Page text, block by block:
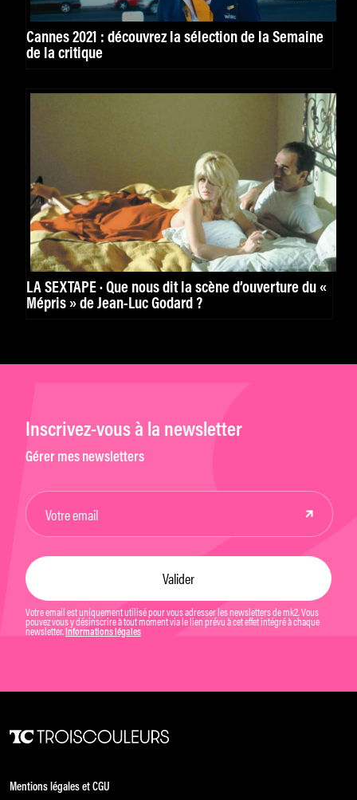
Cannes 2021 : découvrez la sélection de la Semaine
de la critique
LA SEXTAPE · Que nous dit la scène d’ouverture du «
Mépris » de Jean-Luc Godard ?
Inscrivez-vous à la newsletter
Gérer mes newsletters
Votre email est uniquement utilisé pour vous adresser les newsletters de mk2. Vous
pouvez vous y désinscrire à tout moment via le lien prévu à cet effet intégré à chaque
newsletter. Informations légales
Mentions légales et CGU